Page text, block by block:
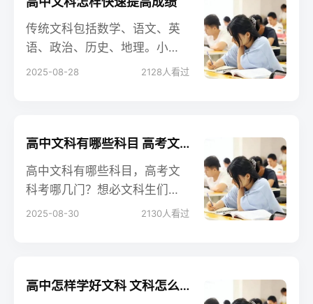
传统文科包括数学、语文、英
语、政治、历史、地理。小编
今天给大家带来关于高中文科
2025-08-28 2128 人看过
高中文科有哪些科目 高考文科考哪几门
高中文科有哪些科目，高考文
科考哪几门？想必文科生们对
高考还不太了解，不知道高考
哪几科、怎么考，让大家更有
2025-08-30 2130人看过
高中怎样学好文科 文科怎么考600分